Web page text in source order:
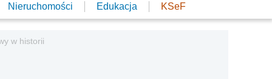
Nieruchomości Edukacja KSeF
w historii